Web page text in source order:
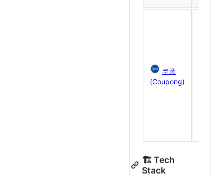
쿠퐁
(Coupong)
🏗 Tech
Stack